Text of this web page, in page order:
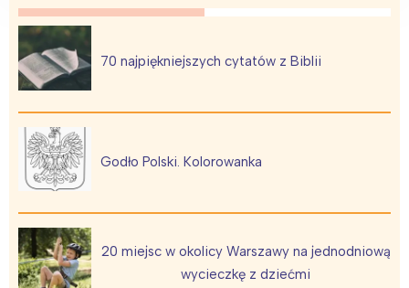
70 najpiękniejszych cytatów z Biblii
Godło Polski. Kolorowanka
20 miejsc w okolicy Warszawy na jednodniową
wycieczkę z dziećmi
Wybieram